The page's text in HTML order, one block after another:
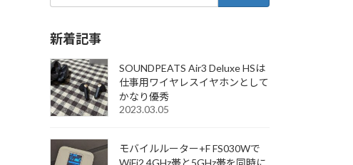
新着記事
SOUNDPEATS Air3 Deluxe HSは
仕事用ワイヤレスイヤホンとして
かなり優秀
2023.03.05
モバイルルーター+F FS030Wで
WiFi2.4GHz帯と5GHz帯を同時に